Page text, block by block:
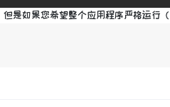
但是如果您希望整个应用程序严格运行（